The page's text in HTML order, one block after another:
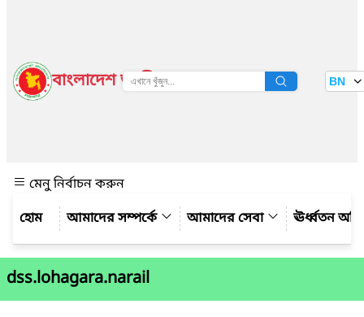
বাংলাদেশ জাতীয় তথ্য বাতায়ন BN
মেনু নির্বাচন করুন
আমাদের সম্পর্কে
আমাদের সেবা ঊর্ধ্বতন
dss.lohagara.narail